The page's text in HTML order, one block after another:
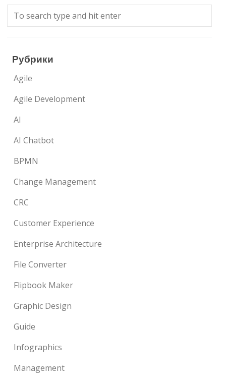
Рубрики
Agile
Agile Development
AI
AI Chatbot
BPMN
Change Management
CRC
Customer Experience
Enterprise Architecture
File Converter
Flipbook Maker
Graphic Design
Guide
Infographics
Management